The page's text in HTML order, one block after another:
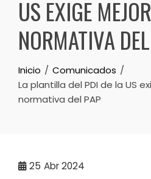
US EXIGE
NORMATIVA
Inicio
Comunicados
La plantilla del PDI de la US
normativa del PAP
25 Abr 2024